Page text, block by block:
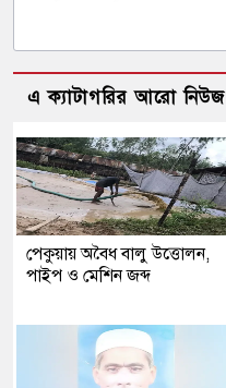
এ ক্যাটাগরির আরো নিউজ
পেকুয়ায় অবৈধ বালু উত্তোলন,
পাইপ ও মেশিন জব্দ